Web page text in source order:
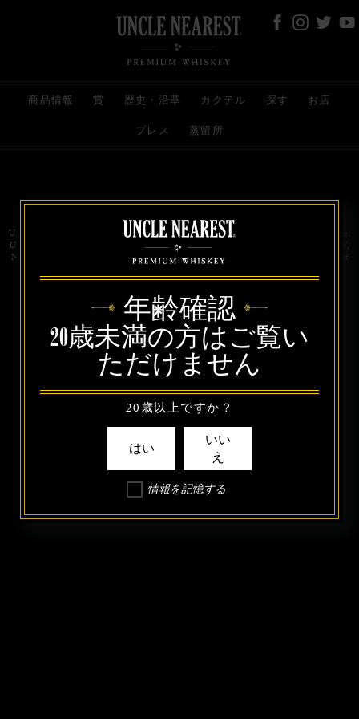
商品情報 賞 歴史・沿革 カクテル 探す お店
プレス 蒸留所
お問い合わせ 代理店 規約と条件
プライバシー
Uncle Nearest Premium Whiskey is wholly and independently owned by Uncle Nearest, Inc.
UNCLE NEAREST, THE BEST WHISKEY MAKER THE WORLD NEVER KNEW,
NATHAN GREEN, NEAREST GREEN, and DRINK HONORABLY are trademarks of
年齢確認
20歳未満の方はご覧い
ただけません
20歳以上ですか？
はい
いい
え
情報を記憶する